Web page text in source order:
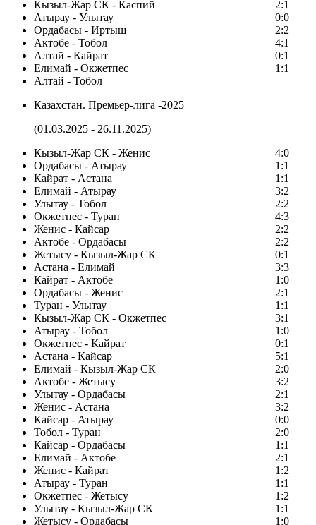
Кызыл-Жар СК - Каспий
2:1
Атырау - Улытау
0:0
Ордабасы - Иртыш
2:2
Актобе - Тобол
4:1
Алтай - Кайрат
0:1
Елимай - Окжетпес
1:1
Алтай - Тобол
Казахстан. Премьер-лига -2025
(01.03.2025 - 26.11.2025)
Кызыл-Жар СК - Женис
4:0
Ордабасы - Атырау
1:1
Кайрат - Астана
1:1
Елимай - Атырау
3:2
Улытау - Тобол
2:2
Окжетпес - Туран
4:3
Женис - Кайсар
2:2
Актобе - Ордабасы
2:2
Жетысу - Кызыл-Жар СК
0:1
Астана - Елимай
3:3
Кайрат - Актобе
1:0
Ордабасы - Женис
2:1
Туран - Улытау
1:1
Кызыл-Жар СК - Окжетпес
3:1
Атырау - Тобол
1:0
Окжетпес - Кайрат
0:1
Астана - Кайсар
5:1
Елимай - Кызыл-Жар СК
2:0
Актобе - Жетысу
3:2
Улытау - Ордабасы
2:1
Женис - Астана
3:2
Кайсар - Атырау
0:0
Тобол - Туран
2:0
Кайсар - Ордабасы
1:1
Елимай - Актобе
2:1
Женис - Кайрат
1:2
Атырау - Туран
1:1
Окжетпес - Жетысу
1:2
Улытау - Кызыл-Жар СК
1:1
Жетысу - Ордабасы
1:0